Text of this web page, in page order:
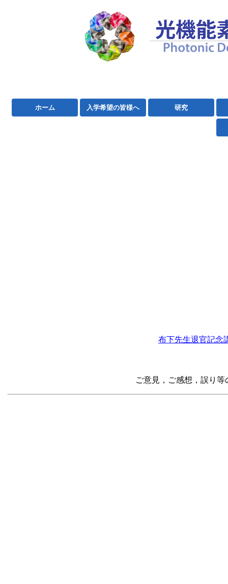
ホーム 入学希望の皆様へ 研究
布下先生退官記念
ご意見，ご感想，誤り等